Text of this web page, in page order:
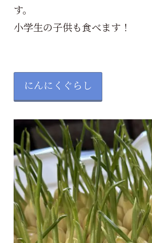
す。
小学生の子供も食べます！
にんにくぐらし